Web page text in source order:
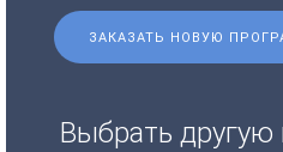
ЗАКАЗАТЬ НОВУЮ
Выбрать другую